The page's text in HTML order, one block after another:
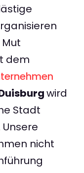
dem
wird
Stadt
nicht